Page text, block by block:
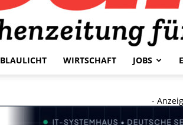
BLAULICHT WIRTSCHAFT JOBS
-